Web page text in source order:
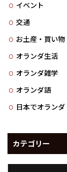
イベント
交通
お土産・買い物
オランダ生活
オランダ雑学
オランダ語
日本でオランダ
カテゴリー